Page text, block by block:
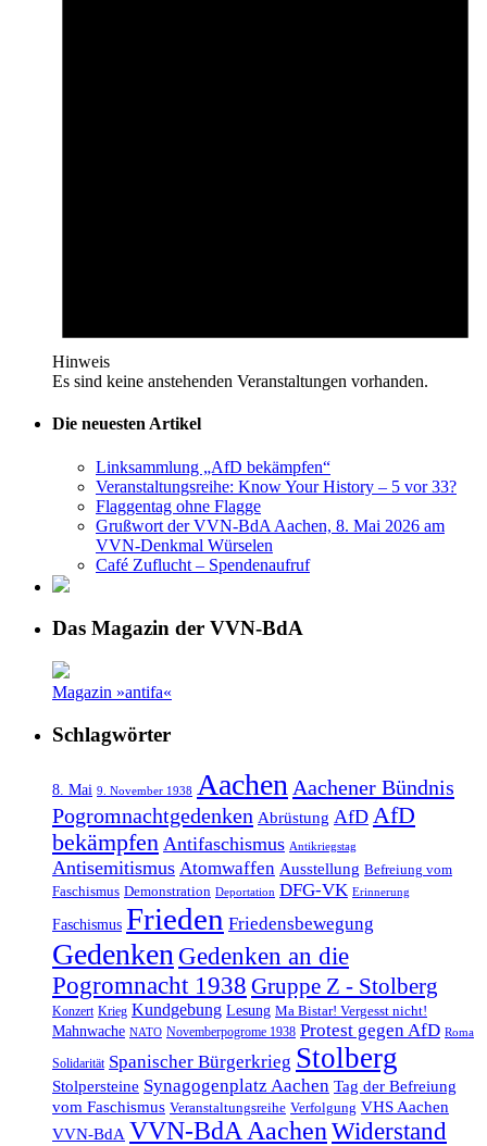
Hinweis
Es sind keine anstehenden Veranstaltungen vorhanden.
Die neuesten Artikel
Linksammlung „AfD bekämpfen“
Veranstaltungsreihe: Know Your History – 5 vor 33?
Flaggentag ohne Flagge
Grußwort der VVN-BdA Aachen, 8. Mai 2026 am
VVN-Denkmal Würselen
Café Zuflucht – Spendenaufruf
Das Magazin der VVN-BdA
Magazin »antifa«
Schlagwörter
8. Mai 9. November 1938 Aachen Aachener Bündnis
Pogromnachtgedenken Abrüstung AfD AfD
bekämpfen Antifaschismus Antikriegstag
Antisemitismus Atomwaffen Ausstellung Befreiung vom
Faschismus Demonstration Deportation DFG-VK Erinnerung
Faschismus Frieden Friedensbewegung
Gedenken Gedenken an die
Pogromnacht 1938 Gruppe Z - Stolberg
Konzert Krieg Kundgebung Lesung Ma Bistar! Vergesst nicht!
Mahnwache NATO Novemberpogrome 1938 Protest gegen AfD Roma
Solidarität Spanischer Bürgerkrieg Stolberg
Stolpersteine Synagogenplatz Aachen Tag der Befreiung
vom Faschismus Veranstaltungsreihe Verfolgung VHS Aachen
VVN-BdA VVN-BdA AachenWiderstand